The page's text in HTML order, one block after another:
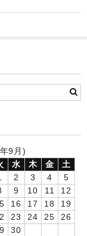
9月)
水 木 金
土
2 3 4
5
9 10 11
12
16 17 18
19
23 24 25
26
30